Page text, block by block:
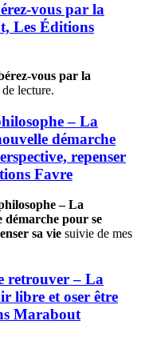
vous par la
Les Éditions
vous par la
lecture.
– La
démarche
repenser
Favre
– La
démarche pour se
sa vie suivie de mes
retrouver – La
libre et oser être
Marabout